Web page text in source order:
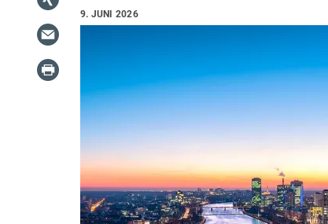
9. JUNI 2026